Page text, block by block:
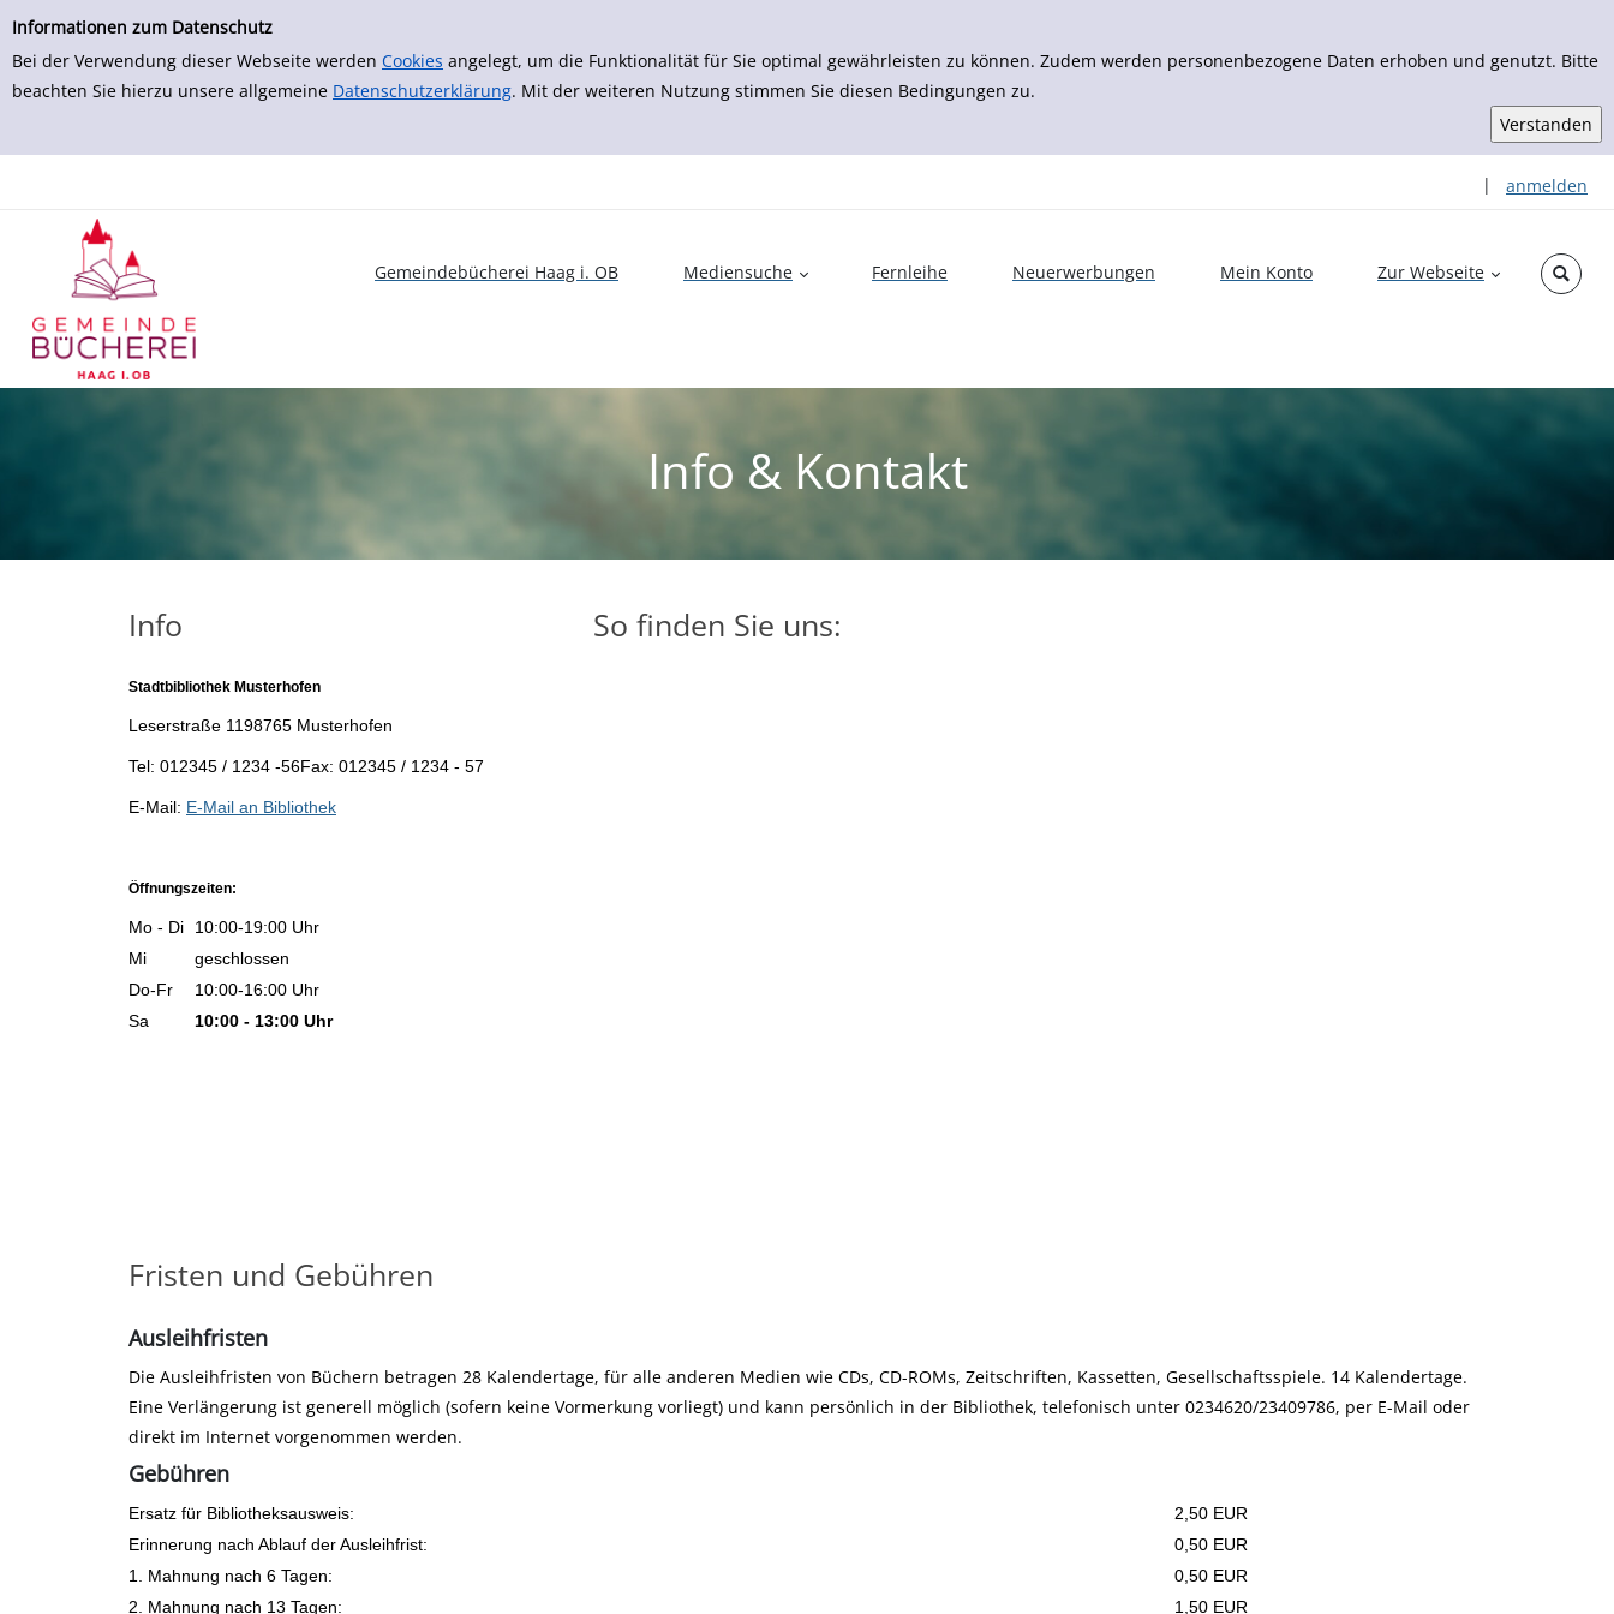
Informationen zum Datenschutz
Bei der Verwendung dieser Webseite werden Cookies angelegt, um die Funktionalität für Sie optimal gewährleisten zu können. Zudem werden personenbezogene Daten erhoben und genutzt. Bitte
beachten Sie hierzu unsere allgemeine Datenschutzerklärung. Mit der weiteren Nutzung stimmen Sie diesen Bedingungen zu.
zur Navigation springen
zum Inhalt springen
| anmelden
Sprache
Gemeindebücherei Haag i. OB Mediensuche Fernleihe Neuerwerbungen Mein Konto Zur Webseite
Info & Kontakt
Info
Stadtbibliothek Musterhofen
Leserstraße 1198765 Musterhofen
Tel: 012345 / 1234 -56Fax: 012345 / 1234 - 57
E-Mail: E-Mail an Bibliothek
Öffnungszeiten:
Mo - Di
10:00-19:00 Uhr
Mi
geschlossen
Do-Fr
10:00-16:00 Uhr
Sa
10:00 - 13:00 Uhr
So finden Sie uns:
Fristen und Gebühren
Ausleihfristen
Die Ausleihfristen von Büchern betragen 28 Kalendertage, für alle anderen Medien wie CDs, CD-ROMs, Zeitschriften, Kassetten, Gesellschaftsspiele. 14 Kalendertage.
Eine Verlängerung ist generell möglich (sofern keine Vormerkung vorliegt) und kann persönlich in der Bibliothek, telefonisch unter 0234620/23409786, per E-Mail oder
direkt im Internet vorgenommen werden.
Gebühren
Ersatz für Bibliotheksausweis:
2,50 EUR
Erinnerung nach Ablauf der Ausleihfrist:
0,50 EUR
1. Mahnung nach 6 Tagen:
0,50 EUR
2. Mahnung nach 13 Tagen:
1,50 EUR